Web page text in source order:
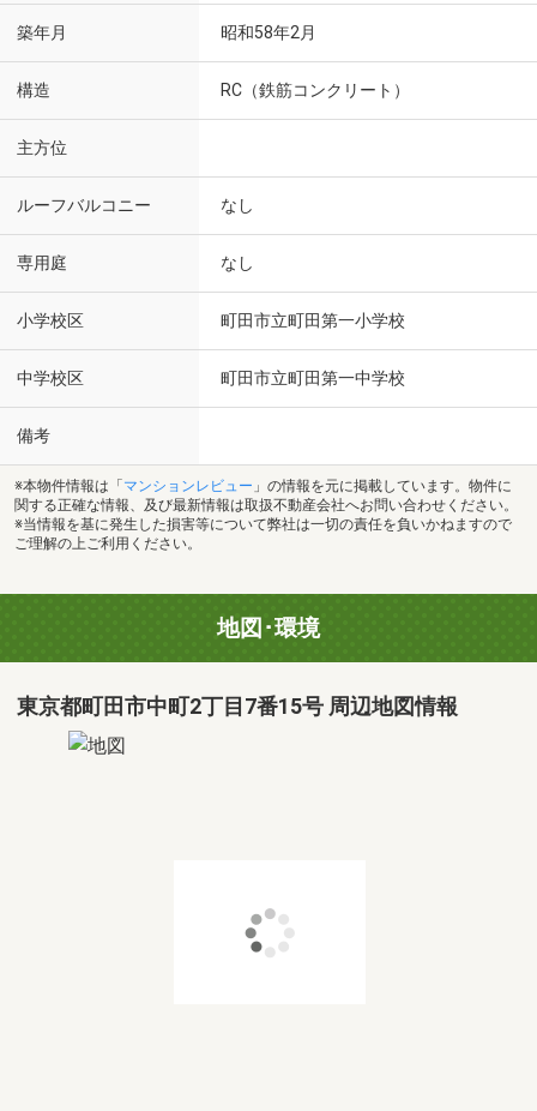
築年月 昭和58年2月
構造 RC（鉄筋コンクリート）
主方位
ルーフバルコニー なし
専用庭 なし
小学校区 町田市立町田第一小学校
中学校区 町田市立町田第一中学校
備考
※本物件情報は「 マンションレビュー 」の情報を元に掲載しています。物件に
関する正確な情報、及び最新情報は取扱不動産会社へお問い合わせください。
※当情報を基に発生した損害等について弊社は一切の責任を負いかねますので
ご理解の上ご利用ください。
地図･環境
東京都町田市中町2丁目7番15号 周辺地図情報